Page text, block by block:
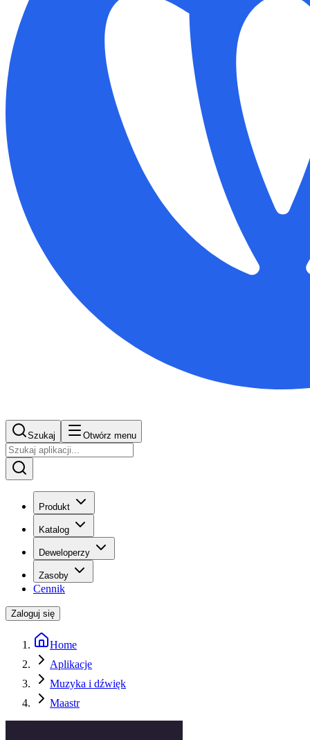
Szukaj Otwórz menu
Produkt
Katalog
Deweloperzy
Zasoby
Cennik
Zaloguj się
Home
Aplikacje
Muzyka i dźwięk
Maastr